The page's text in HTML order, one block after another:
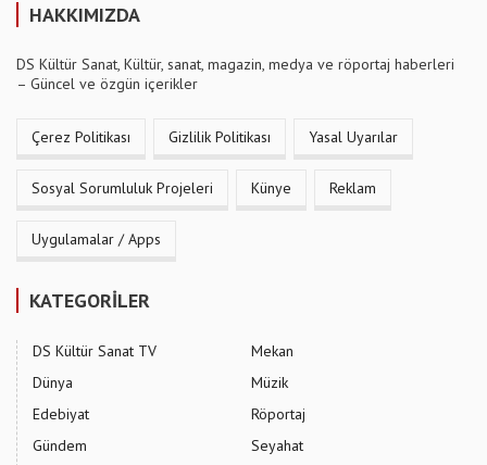
HAKKIMIZDA
DS Kültür Sanat, Kültür, sanat, magazin, medya ve röportaj haberleri
– Güncel ve özgün içerikler
Çerez Politikası Gizlilik Politikası Yasal Uyarılar
Sosyal Sorumluluk Projeleri Künye Reklam
Uygulamalar / Apps
KATEGORİLER
DS Kültür Sanat TV
Dünya
Edebiyat
Gündem
Mekan
Müzik
Röportaj
Seyahat